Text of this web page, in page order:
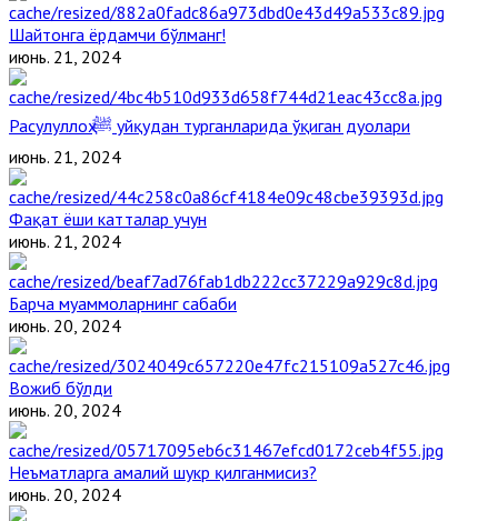
Шайтонга ёрдамчи бўлманг!
июнь. 21, 2024
Расулуллоҳ ﷺ уйқудан турганларида ўқиган дуолари
июнь. 21, 2024
Фақат ёши катталар учун
июнь. 21, 2024
Барча муаммоларнинг сабаби
июнь. 20, 2024
Вожиб бўлди
июнь. 20, 2024
Неъматларга амалий шукр қилганмисиз?
июнь. 20, 2024